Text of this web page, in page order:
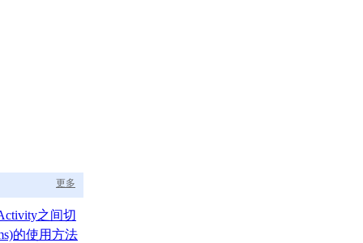
更多
之间切
的使用方法